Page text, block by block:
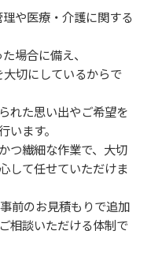
や医療・介護に関する
場合に備え、
切にしているからで
れた思い出やご希望を
ます。
つ繊細な作業で、大切
して任せていただけま
前のお見積もりで追加
相談いただける体制で